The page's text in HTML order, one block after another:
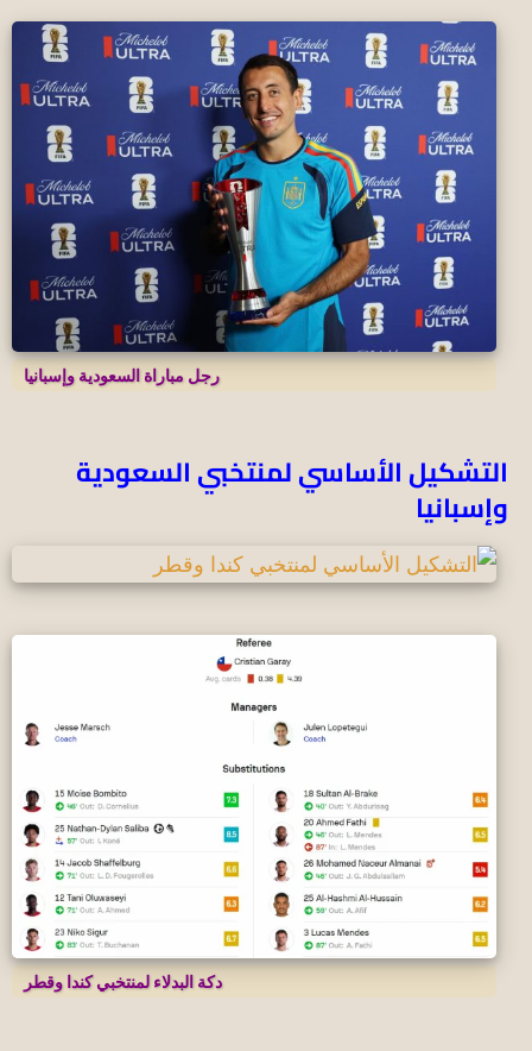
رجل مباراة السعودية وإسبانيا
التشكيل الأساسي لمنتخبي السعودية
وإسبانيا
دكة البدلاء لمنتخبي كندا وقطر